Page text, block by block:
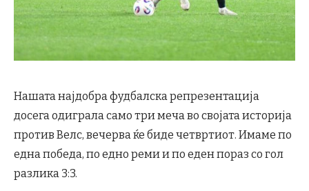
Нашата најдобра фудбалска репрезентација
досега одиграла само три меча во својата историја
против Велс, вечерва ќе биде четвртиот. Имаме по
една победа, по едно реми и по еден пораз со гол
разлика 3:3.